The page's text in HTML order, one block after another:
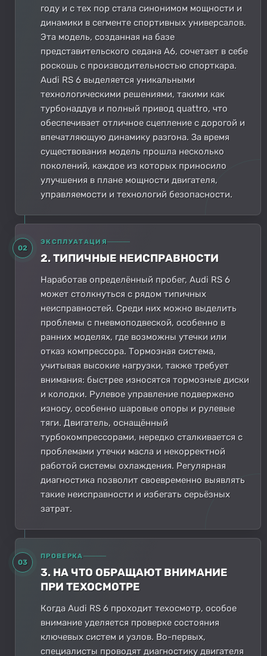
году и с тех пор стала синонимом мощности и
динамики в сегменте спортивных универсалов.
Эта модель, созданная на базе
представительского седана A6, сочетает в себе
роскошь с производительностью спорткара.
Audi RS 6 выделяется уникальными
технологическими решениями, такими как
турбонаддув и полный привод quattro, что
обеспечивает отличное сцепление с дорогой и
впечатляющую динамику разгона. За время
существования модель прошла несколько
поколений, каждое из которых приносило
улучшения в плане мощности двигателя,
управляемости и технологий безопасности.
02
ЭКСПЛУАТАЦИЯ
2. ТИПИЧНЫЕ НЕИСПРАВНОСТИ
Наработав определённый пробег, Audi RS 6
может столкнуться с рядом типичных
неисправностей. Среди них можно выделить
проблемы с пневмоподвеской, особенно в
ранних моделях, где возможны утечки или
отказ компрессора. Тормозная система,
учитывая высокие нагрузки, также требует
внимания: быстрее износятся тормозные диски
и колодки. Рулевое управление подвержено
износу, особенно шаровые опоры и рулевые
тяги. Двигатель, оснащённый
турбокомпрессорами, нередко сталкивается с
проблемами утечки масла и некорректной
работой системы охлаждения. Регулярная
диагностика позволит своевременно выявлять
такие неисправности и избегать серьёзных
затрат.
03
ПРОВЕРКА
3. НА ЧТО ОБРАЩАЮТ ВНИМАНИЕ
ПРИ ТЕХОСМОТРЕ
Когда Audi RS 6 проходит техосмотр, особое
внимание уделяется проверке состояния
ключевых систем и узлов. Во-первых,
специалисты проводят диагностику двигателя